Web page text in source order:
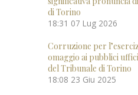
di Torino
18:31 07 Lug 2026
Corruzione per
omaggio ai pubblici
del Tribunale di Torino
18:08 23 Giu 2025